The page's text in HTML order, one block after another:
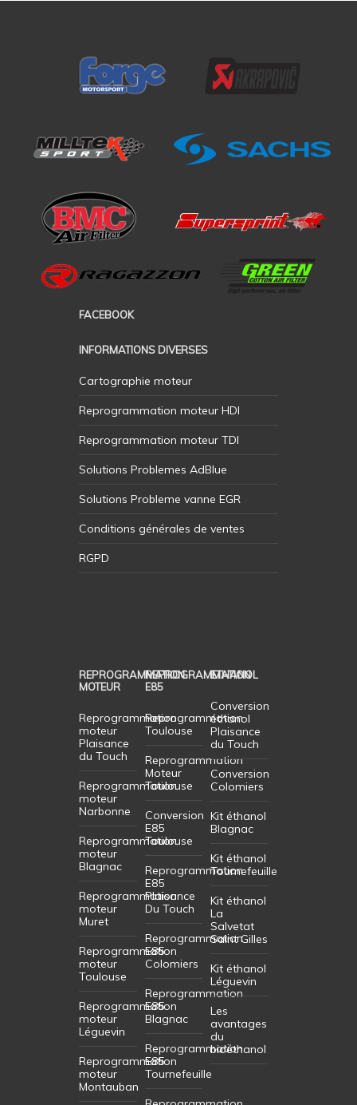
FACEBOOK
INFORMATIONS DIVERSES
Cartographie moteur
Reprogrammation moteur HDI
Reprogrammation moteur TDI
Solutions Problemes AdBlue
Solutions Probleme vanne EGR
Conditions générales de ventes
RGPD
REPROGRAMMATION
MOTEUR
Reprogrammation
moteur
Plaisance
du Touch
Reprogrammation
moteur
Narbonne
Reprogrammation
moteur
Blagnac
Reprogrammation
moteur
Muret
Reprogrammation
moteur
Toulouse
Reprogrammation
moteur
Léguevin
Reprogrammation
moteur
Montauban
REPROGRAMMATION
E85
Reprogrammation
Toulouse
Reprogrammation
Moteur
Toulouse
Conversion
E85
Toulouse
Reprogrammation
E85
Plaisance
Du Touch
Reprogrammation
E85
Colomiers
Reprogrammation
E85
Blagnac
Reprogrammation
E85
Tournefeuille
ETHANOL
Conversion
éthanol
Plaisance
du Touch
Conversion
Colomiers
Kit éthanol
Blagnac
Kit éthanol
Tournefeuille
Kit éthanol
La
Salvetat
Saint Gilles
Kit éthanol
Léguevin
Les
avantages
du
bioéthanol